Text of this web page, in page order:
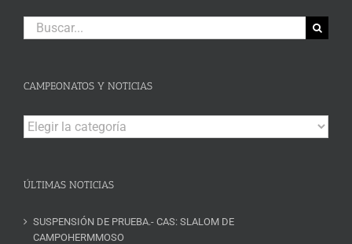
Buscar:
CAMPEONATOS Y NOTICIAS
Campeonatos
y
ÚLTIMAS NOTICIAS
SUSPENSIÓN DE PRUEBA.- CAS: SLALOM DE
CAMPOHERMMOSO